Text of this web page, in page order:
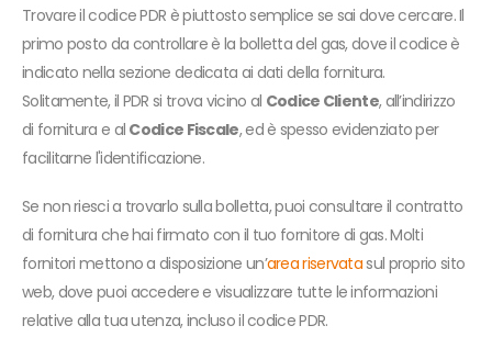
Trovare il codice PDR è piuttosto semplice se sai dove cercare. Il
primo posto da controllare è la bolletta del gas, dove il codice è
indicato nella sezione dedicata ai dati della fornitura.
Solitamente, il PDR si trova vicino al Codice Cliente, all’indirizzo
di fornitura e al Codice Fiscale, ed è spesso evidenziato per
facilitarne l'identificazione.
Se non riesci a trovarlo sulla bolletta, puoi consultare il contratto
di fornitura che hai firmato con il tuo fornitore di gas. Molti
fornitori mettono a disposizione un’area riservata sul proprio sito
web, dove puoi accedere e visualizzare tutte le informazioni
relative alla tua utenza, incluso il codice PDR.